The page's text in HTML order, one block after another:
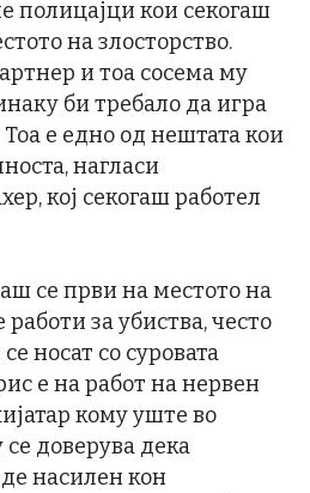
полицајци кои секогаш
на злосторство.
и тоа сосема му
би требало да игра
е едно од нештата кои
нагласи
кој секогаш работел
се први на местото на
работи за убиства, често
носат со суровата
е на работ на нервен
кому уште во
доверува дека
насилен кон